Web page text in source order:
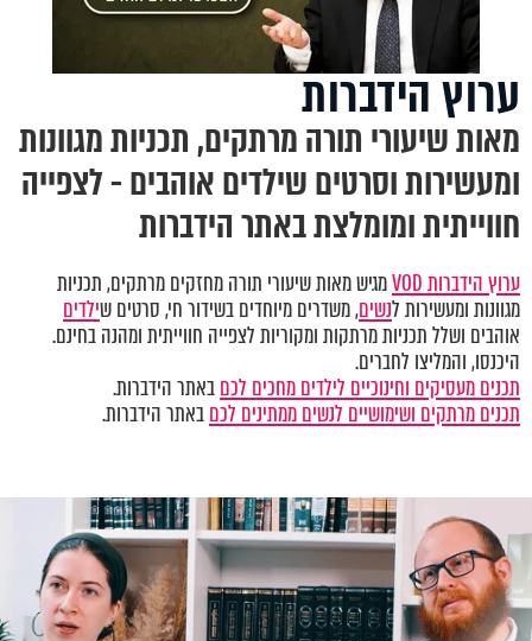
ערוץ הידברות
מאות שיעורי תורה מרתקים, תכניות מגוונות
ומעשירות וסרטים שילדים אוהבים - לצפייה
חווייתית ומומלצת באתר הידברות
ערוץ הידברות VOD
מגיש מאות שיעורי תורה מחזקים מרתקים, תכניות
מגוונות ומעשירות לנשים, משדרים מיוחדים בשידור חי, סרטים שילדים
אוהבים ושלל תכניות מרתקות ומקוריות לצפייה חווייתית ומהנה בחינם.
היכנסו, והמליצו לחברים.
תכנים מעסיקים וחינוכיים לילדים מחכים לכםבאתר הידברות.
תכנים מרתקים ושימושיים לנשים ממתינים לכםבאתר הידברות.